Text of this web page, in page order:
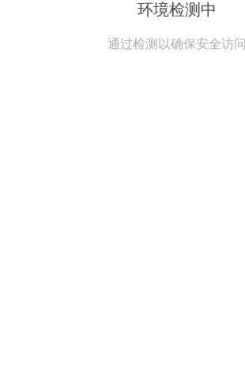
环境检测中
通过检测以确保安全访问